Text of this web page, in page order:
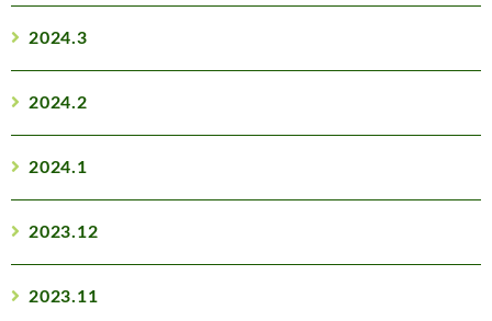
2024.3
2024.2
2024.1
2023.12
2023.11